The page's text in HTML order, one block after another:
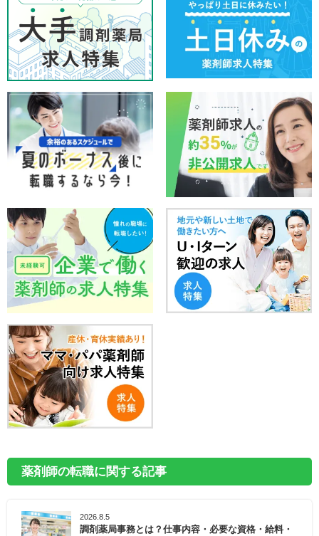
薬剤師の転職に関する記事
2026.8.5
調剤薬局事務とは？仕事内容・必要な資格・給料・